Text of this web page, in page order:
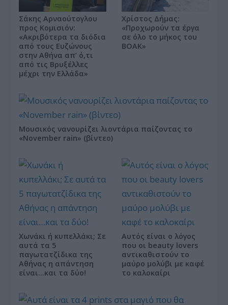
Σάκης Αρναούτογλου
προς Κομισιόν:
«Ακριβότερα τα διόδια
από τους Ευζώνους
στην Αθήνα απ’ ό,τι
από τις Βρυξέλλες
μέχρι την Ελλάδα»
Χρίστος Δήμας:
«Προχωρούν τα έργα
σε όλο το μήκος του
ΒΟΑΚ»
Μουσικός νανουρίζει λιοντάρια παίζοντας το
«November rain» (βίντεο)
Χωνάκι ή κυπελλάκι; Σε
αυτά τα 5
παγωτατζίδικα της
Αθήνας η απάντηση
είναι…και τα δύο!
Αυτός είναι ο λόγος
που οι beauty lovers
αντικαθιστούν το
μαύρο μολύβι με καφέ
το καλοκαίρι